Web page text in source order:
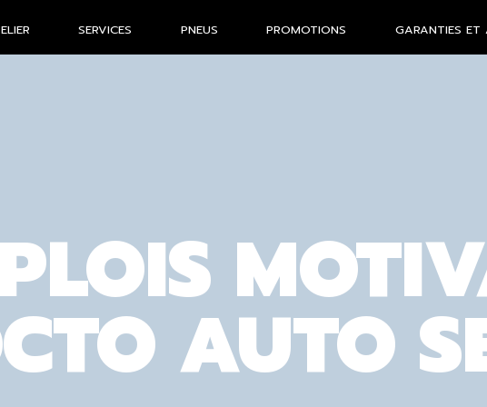
SERVICES PNEUS PROMOTIONS GARANTIES ET
AUTO